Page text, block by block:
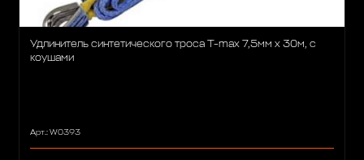
Удлинитель синтетического троса T-max 7,5мм х 30м, с
коушами
Арт.: W0393